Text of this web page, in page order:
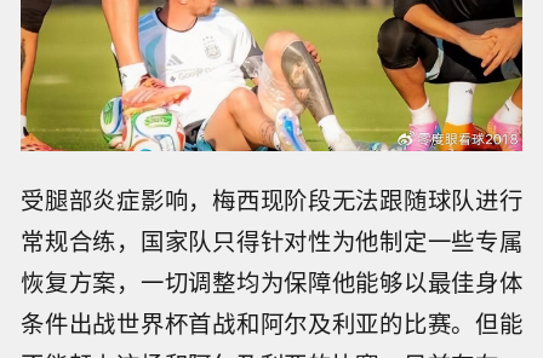
受腿部炎症影响，梅西现阶段无法跟随球队进行
常规合练，国家队只得针对性为他制定一些专属
恢复方案，一切调整均为保障他能够以最佳身体
条件出战世界杯首战和阿尔及利亚的比赛。但能